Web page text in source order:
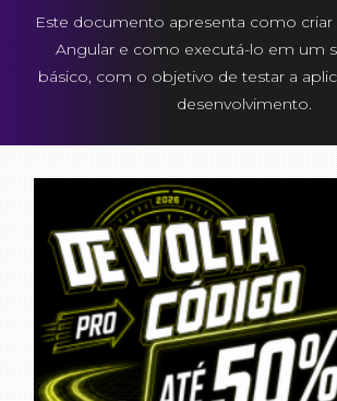
Este documento apresenta como
Angular e como executá-lo em um
básico, com o objetivo de testar a
desenvolvimento.